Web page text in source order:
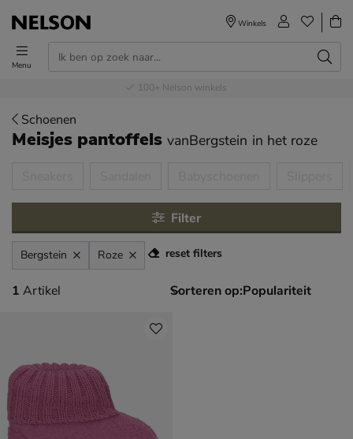
Menu
Winkels
Voor 23.00u besteld,volgende dag in huis
Gratisverzending en retour
Bestel nu,betaal later
100+ Nelson winkels
Schoenen
Meisjes pantoffels vanBergstein in het roze
Filter
Bergstein Roze reset filters
1 artikel
1 Artikel Sorteren op: